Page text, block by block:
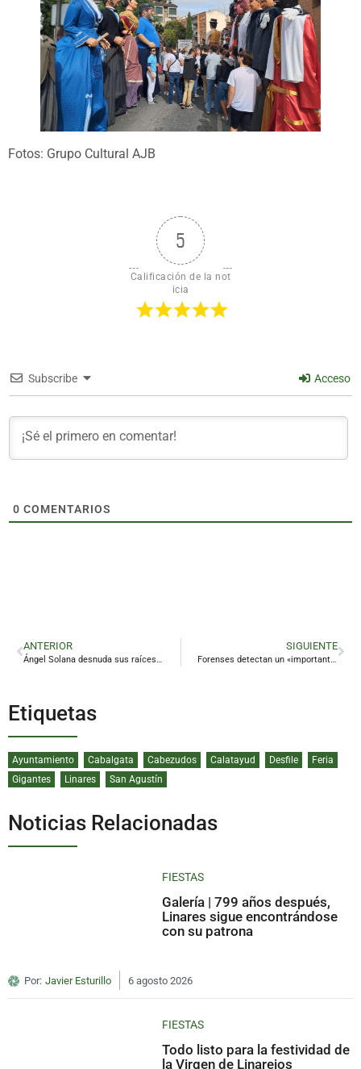
Fotos: Grupo Cultural AJB
5
Calificación de la not
icia
Subscribe Acceso
0 COMENTARIOS
ANTERIOR
Ángel Solana desnuda sus raíces flamencas en las tablas del Cervantes
SIGUIENTE
Forenses detectan un «importante aumento» de las agresiones sexuales en la provincia
Etiquetas
Ayuntamiento Cabalgata Cabezudos Calatayud Desfile
Feria
Gigantes
Linares San Agustín
Noticias Relacionadas
FIESTAS
Galería | 799 años después,
Linares sigue encontrándose
con su patrona
Por: Javier Esturillo 6 agosto 2026
FIESTAS
Todo listo para la festividad de
la Virgen de Linarejos